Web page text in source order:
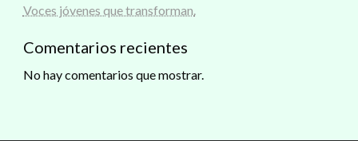
Voces jóvenes que transforman.
Comentarios recientes
No hay comentarios que mostrar.